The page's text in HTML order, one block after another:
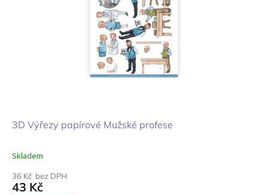
3D Výřezy papírové Mužské profese
Skladem
36 Kč bez DPH
43 Kč